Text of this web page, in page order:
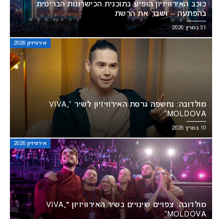
כוכב האירוויזיון הופיע בתוכנית הכישרונות הבריטית
בהפתעה – ושבר את הרשת
31 במרץ 2026
אירוויזיון 2026
מולדובה: נחשפה גרסת האירוויזיון לשיר “VIVA,
MOLDOVA”
10 במרץ 2026
אירוויזיון 2026
מולדובה: צפויים שינויים בשיר האירוויזיון ״VIVA,
MOLDOVA”